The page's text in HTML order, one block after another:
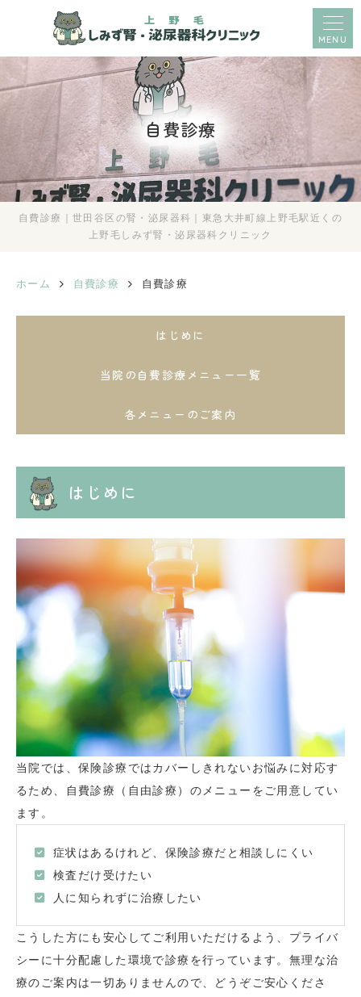
MENU
自費診療
自費診療｜世田谷区の腎・泌尿器科｜東急大井町線上野毛駅近くの
上野毛しみず腎・泌尿器科クリニック
ホーム 自費診療 自費診療
はじめに
当院の自費診療メニュー一覧
各メニューのご案内
はじめに
当院では、保険診療ではカバーしきれないお悩みに対応す
るため、自費診療（自由診療）のメニューをご用意してい
ます。
症状はあるけれど、保険診療だと相談しにくい
検査だけ受けたい
人に知られずに治療したい
こうした方にも安心してご利用いただけるよう、プライバ
シーに十分配慮した環境で診療を行っています。無理な治
療のご案内は一切ありませんので、どうぞご安心くださ